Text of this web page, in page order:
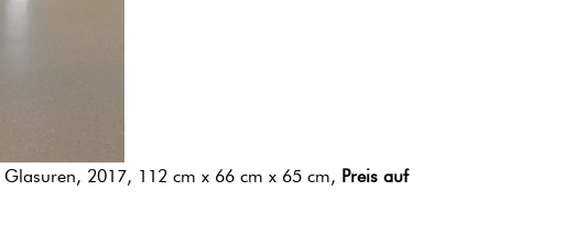
2017, 112 cm x 66 cm x 65 cm, Preis auf